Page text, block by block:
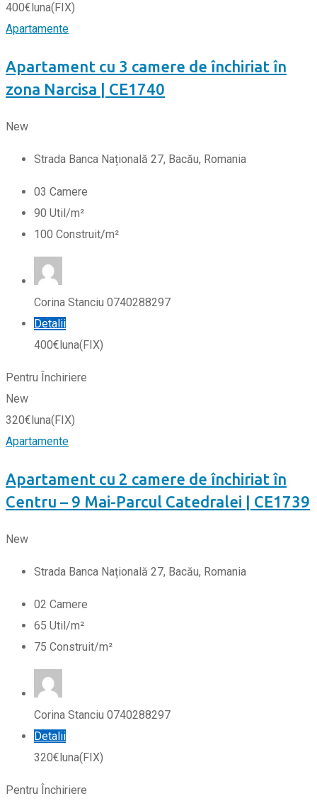
400€luna(FIX)
Apartamente
Apartament cu 3 camere de închiriat în
zona Narcisa | CE1740
New
Strada Banca Națională 27, Bacău, Romania
03 Camere
90 Util/m²
100 Construit/m²
Corina Stanciu 0740288297
Detalii
400€luna(FIX)
Pentru Închiriere
New
320€luna(FIX)
Apartamente
Apartament cu 2 camere de închiriat în
Centru – 9 Mai-Parcul Catedralei | CE1739
New
Strada Banca Națională 27, Bacău, Romania
02 Camere
65 Util/m²
75 Construit/m²
Corina Stanciu 0740288297
Detalii
320€luna(FIX)
Pentru Închiriere